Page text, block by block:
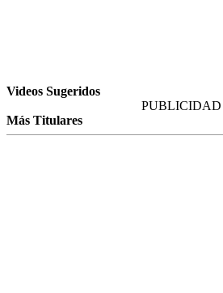
Videos Sugeridos
PUBLICIDAD
Más Titulares